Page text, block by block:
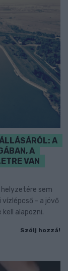
A
A
VAN
helyzetére sem
- a jövő
alapozni.
Szólj hozzá!